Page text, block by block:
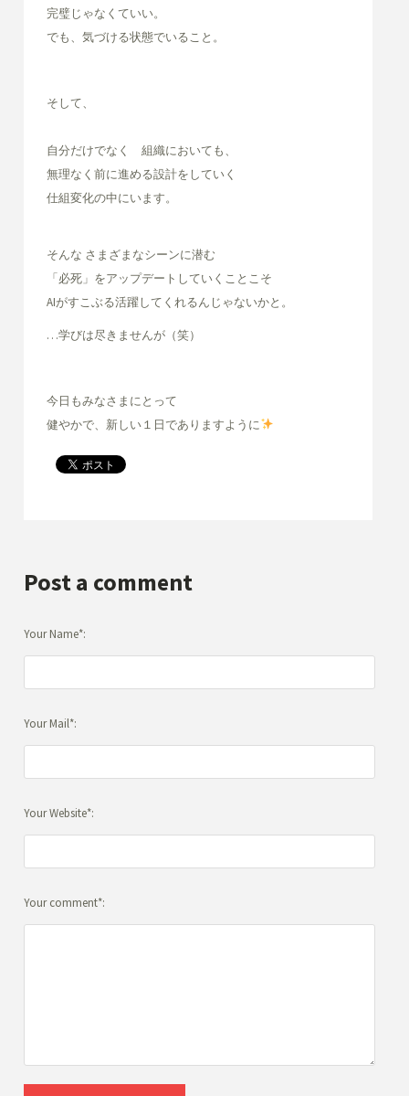
完璧じゃなくていい。
でも、気づける状態でいること。
そして、
自分だけでなく 組織においても、
無理なく前に進める設計をしていく
仕組変化の中にいます。
そんな さまざまなシーンに潜む
「必死」をアップデートしていくことこそ
AIがすこぶる活躍してくれるんじゃないかと。
…学びは尽きませんが（笑）
今日もみなさまにとって
健やかで、新しい１日でありますように
Post a comment
Your Name*:
Your Mail*:
Your Website*:
Your comment*: